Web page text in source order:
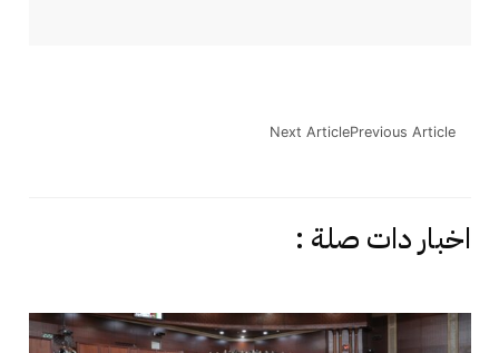
Previous Article
Next Article
اخبار دات صلة :